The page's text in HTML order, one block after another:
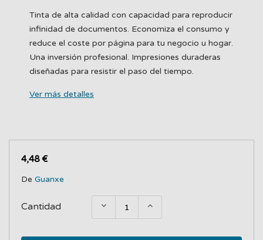
Tinta de alta calidad con capacidad para reproducir
infinidad de documentos. Economiza el consumo y
reduce el coste por página para tu negocio u hogar.
Una inversión profesional. Impresiones duraderas
diseñadas para resistir el paso del tiempo.
Ver más detalles
4,48 €
De Guanxe
Cantidad